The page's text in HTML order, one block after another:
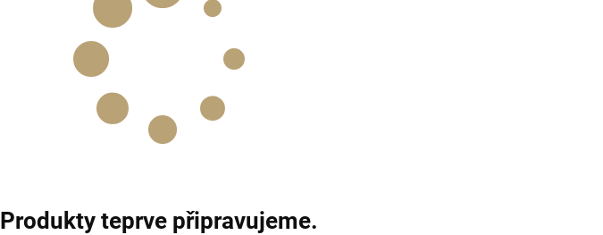
Produkty teprve připravujeme.